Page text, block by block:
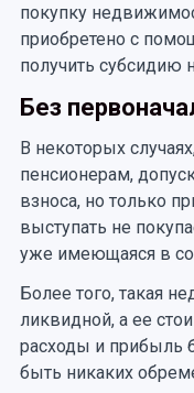
покупку
приобретено с
получить субсидию
Без
В некоторых
пенсионерам,
взноса, но только
выступать не
уже имеющаяся в
Более того, такая
ликвидной, а ее
расходы и прибыль
быть никаких